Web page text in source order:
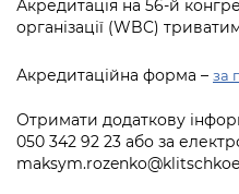
Регуляторна
Kyiv International
Іноземцям / For
Пам'ятки культурної
Портал Захисників та
Безбар'єрність
осіб при Київській
адміністрації
«Ініціатива
Уряд» – місцевий
Важливе під час
публічну інформацію
Інформація для
Про відкриті дані
Портал даних Києва
media
Акредитація на 56-й
організації (WBC)
Акредитаційна форма – за
Отримати додаткову
050 342 92 23 або за